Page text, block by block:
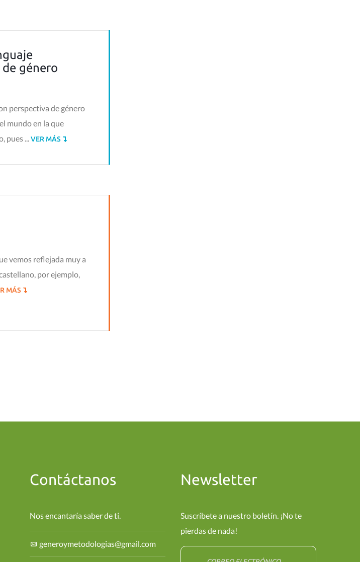
género
perspectiva de género
mundo en la que
...
VER MÁS
vemos reflejada muy a
por ejemplo,
MÁS
Contáctanos
Nos encantaría saber de ti.
generoymetodologias@gmail.com
Newsletter
Suscríbete a nuestro boletín. ¡No te
pierdas de nada!